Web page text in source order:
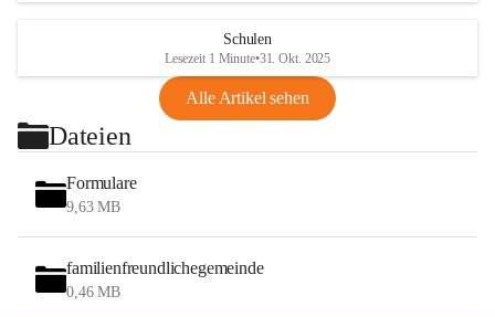
Schulen
Lesezeit 1 Minute•31. Okt. 2025
Alle Artikel sehen
Dateien
Formulare
9,63 MB
familienfreundlichegemeinde
0,46 MB